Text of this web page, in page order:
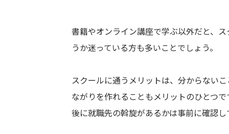
書籍やオンライン講座で学ぶ以外だと、
うか迷っている方も多いことでしょう。
スクールに通うメリットは、分からない
ながりを作れることもメリットのひとつ
後に就職先の斡旋があるかは事前に確認